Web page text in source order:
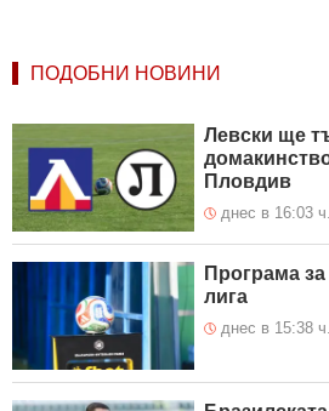
ПОДОБНИ НОВИНИ
Левски ще
Пловдив
днес в 16:03 ч.
Програма
лига
днес в 15:38 ч.